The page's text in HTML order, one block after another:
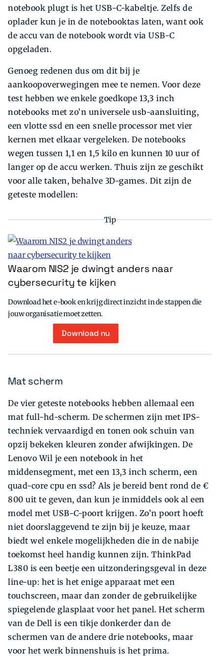
notebook plugt is het USB-C-kabeltje. Zelfs de
oplader kun je in de notebooktas laten, want ook
de accu van de notebook wordt via USB-C
opgeladen.
Genoeg redenen dus om dit bij je
aankoopoverwegingen mee te nemen. Voor deze
test hebben we enkele goedkope 13,3 inch
notebooks met zo’n universele usb-aansluiting,
een vlotte ssd en een snelle processor met vier
kernen met elkaar vergeleken. De notebooks
wegen tussen 1,1 en 1,5 kilo en kunnen 10 uur of
langer op de accu werken. Thuis zijn ze geschikt
voor alle taken, behalve 3D-games. Dit zijn de
geteste modellen:
Tip
Waarom NIS2 je dwingt anders naar
cybersecurity te kijken
Download het e-book en krijg direct inzicht in de stappen die
jouw organisatie moet zetten.
Download nu
Mat scherm
De vier geteste notebooks hebben allemaal een
mat full-hd-scherm. De schermen zijn met IPS-
techniek vervaardigd en tonen ook schuin van
opzij bekeken kleuren zonder afwijkingen. De
Lenovo Wil je een notebook in het
middensegment, met een 13,3 inch scherm, een
quad-core cpu en ssd? Als je bereid bent rond de €
800 uit te geven, dan kun je inmiddels ook al een
model met USB-C-poort krijgen. Zo’n poort hoeft
niet doorslaggevend te zijn bij je keuze, maar
biedt wel enkele mogelijkheden die in de nabije
toekomst heel handig kunnen zijn. ThinkPad
L380 is een beetje een uitzonderingsgeval in deze
line-up: het is het enige apparaat met een
touchscreen, maar dan zonder de gebruikelijke
spiegelende glasplaat voor het panel. Het scherm
van de Dell is een tikje donkerder dan de
schermen van de andere drie notebooks, maar
voor het werk binnenshuis is het prima.